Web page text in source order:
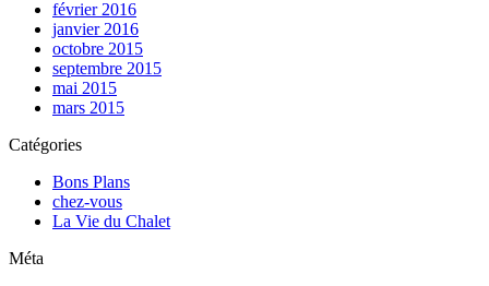
février 2016
janvier 2016
octobre 2015
septembre 2015
mai 2015
mars 2015
Catégories
Bons Plans
chez-vous
La Vie du Chalet
Méta